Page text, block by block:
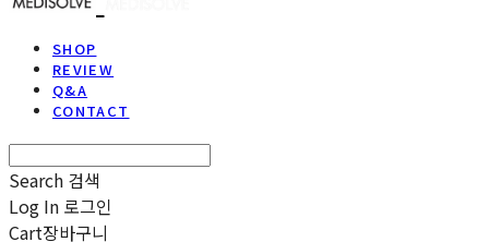
SHOP
REVIEW
Q&A
CONTACT
Search 검색
Log In 로그인
Cart장바구니